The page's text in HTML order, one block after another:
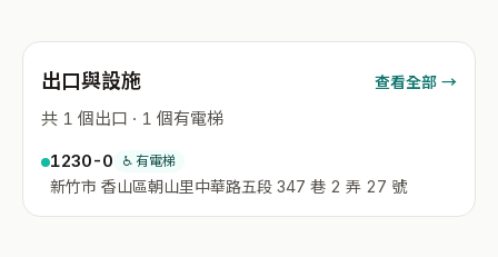
出口與設施 查看全部 →
共 1 個出口 · 1 個有電梯
1230-0
♿ 有電梯
新竹市 香山區朝山里中華路五段 347 巷 2 弄 27 號